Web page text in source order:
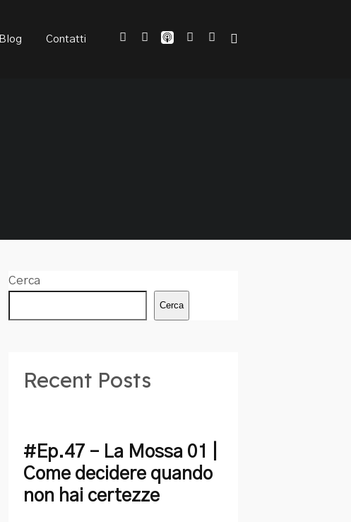
Blog Contatti
Cerca
Cerca
Recent Posts
#Ep.47 – La Mossa 01 |
Come decidere quando
non hai certezze